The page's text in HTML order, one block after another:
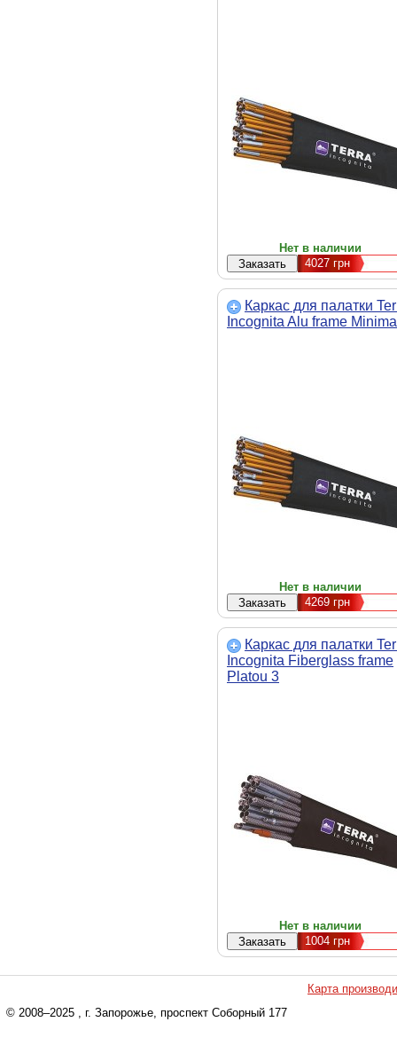
Нет в наличии
4027 грн
Каркас для палатки
Incognita Alu frame
Нет в наличии
4269 грн
Каркас для палатки
Incognita Fiberglass frame
Platou 3
Нет в наличии
1004 грн
Карта
© 2008–2025 , г. Запорожье, проспект Соборный 177